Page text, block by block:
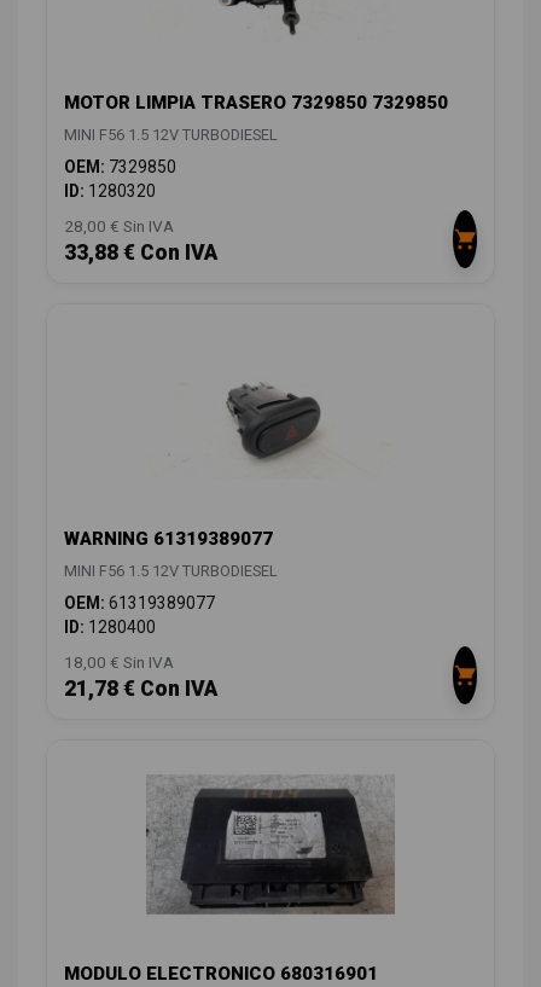
MOTOR LIMPIA TRASERO 7329850 7329850
MINI F56 1.5 12V TURBODIESEL
OEM: 7329850
ID: 1280320
28,00 € Sin IVA
33,88 € Con IVA
WARNING 61319389077
MINI F56 1.5 12V TURBODIESEL
OEM: 61319389077
ID: 1280400
18,00 € Sin IVA
21,78 € Con IVA
MODULO ELECTRONICO 680316901